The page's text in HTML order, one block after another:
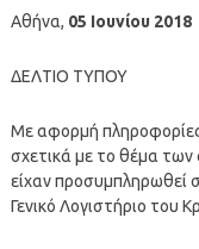
Αθήνα, 05 Ιουνίου 2018
ΔΕΛΤΙΟ ΤΥΠΟΥ
Με αφορμή
σχετικά με το θέμα των
είχαν προσυμπληρωθεί
Γενικό Λογιστήριο του